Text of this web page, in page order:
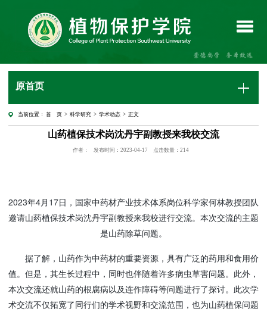
原首页
当前位置： 首 页 >科学研究 >学术动态 > 正文
山药植保技术岗沈丹宇副教授来我校交流
作者： 发布时间：2023-04-17 点击数量： 214
2023年4 月 17 日 ，国家中药材产业技术体系岗位科学家何林教授团队
邀请山药植保技术岗沈丹宇副教授来我校进行交流。本次交流的主题
是山药除草问题。
据了解，山药作为中药材的重要资源，具有广泛的药用和食用价
值。但是，其生长过程中，同时也伴随着许多病虫草害问题 。此外，
本次交流还就山药的根腐病以及连作障碍等问题进行了探讨。 此次学
术交流不仅拓宽了同行们的学术视野和交流范围，也为山药植保问题